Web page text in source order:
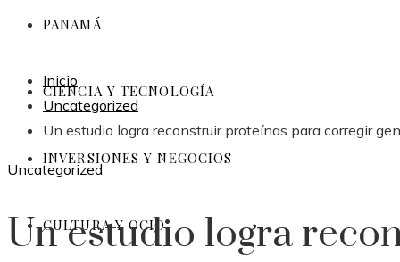
PANAMÁ
CIENCIA Y TECNOLOGÍA
INVERSIONES Y NEGOCIOS
CULTURA Y OCIO
Inicio
Uncategorized
Un estudio logra reconstruir proteínas para corregir
Uncategorized
Un estudio logra